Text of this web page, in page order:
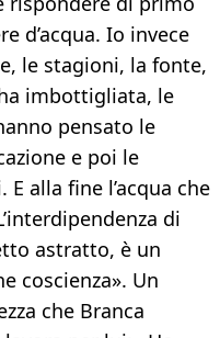
d’acqua. Io invece
le stagioni, la fonte,
imbottigliata, le
pensato le
e poi le
alla fine l’acqua che
di
astratto, è un
coscienza». Un
che Branca